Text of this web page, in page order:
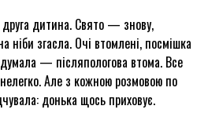
дитина. Свято — знову,
ніби згасла. Очі втомлені, посмішка
— післяпологова втома. Все
Але з кожною розмовою по
донька щось приховує.